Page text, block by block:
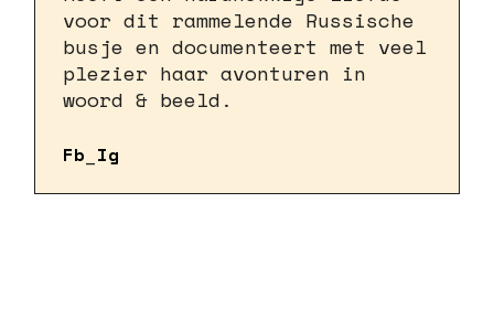
voor dit rammelende Russische
busje en documenteert met veel
plezier haar avonturen in
woord & beeld.
Fb Ig